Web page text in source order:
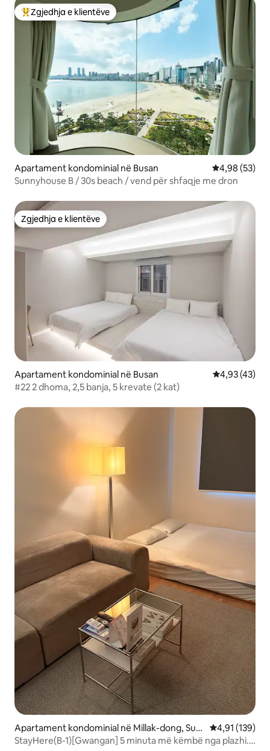
Më të mirat e zgjedhjeve të klientëve
Zgjedhja e klientëve
Apartament kondominial në Busan Vlerësimi
4,98 (53)
Sunnyhouse B / 30s beach / vend për shfaqje me dron
Zgjedhja e klientëve
Zgjedhja e klientëve
Apartament kondominial në Busan Vlerësimi
4,93 (43)
#22 2 dhoma, 2,5 banja, 5 krevate (2 kat)
Apartament kondominial në Millak-dong, Suy
eong-gu
Vlerësimi
4,91 (139)
StayHere(B-1)[Gwangan] 5 minuta më këmbë nga plazhi.